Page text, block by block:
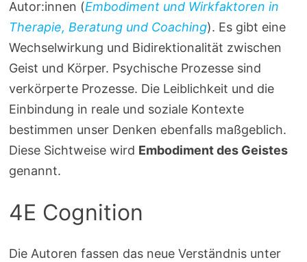
Autor:innen (Embodiment und Wirkfaktoren in
Therapie, Beratung und Coaching). Es gibt eine
Wechselwirkung und Bidirektionalität zwischen
Geist und Körper. Psychische Prozesse sind
verkörperte Prozesse. Die Leiblichkeit und die
Einbindung in reale und soziale Kontexte
bestimmen unser Denken ebenfalls maßgeblich.
Diese Sichtweise wird Embodiment des Geistes
genannt.
4E Cognition
Die Autoren fassen das neue Verständnis unter